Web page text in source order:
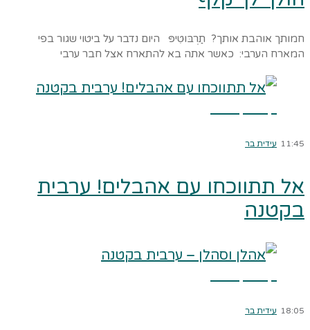
חמותך אוהבת אותך? תַרְבּוּטִיפּ היום נדבר על ביטוי שגור בפי
המארח הערבי: כאשר אתה בא להתארח אצל חבר ערבי
11:45 עידית בר
אל תתווכחו עם אהבלים! ערבית
בקטנה
18:05 עידית בר